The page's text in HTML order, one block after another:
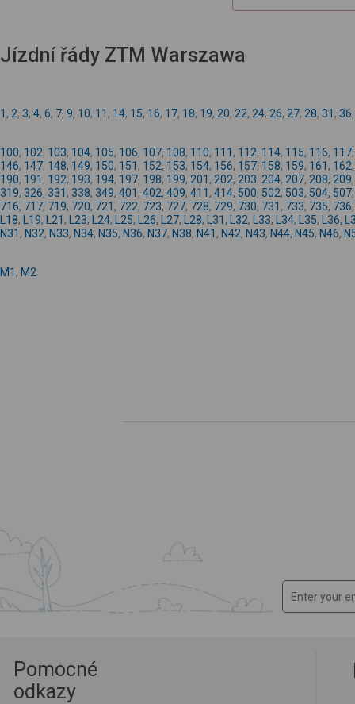
Jízdní řády ZTM Warszawa
1 , 2, 3, 4, 6, 7, 9, 10, 11 , 14, 15, 16, 17, 18, 19, 20, 22, 24, 26, 27, 28, 31 , 36
100, 102, 103, 104, 105, 106, 107, 108, 110, 111 , 112, 114, 115, 116, 117
146, 147, 148, 149, 150, 151 , 152, 153, 154, 156, 157, 158, 159, 161 , 162
190, 191 , 192, 193, 194, 197, 198, 199, 201 , 202, 203, 204, 207, 208, 209
319, 326, 331 , 338, 349, 401 , 402, 409, 411 , 414, 500, 502, 503, 504, 507
716, 717, 719, 720, 721 , 722, 723, 727, 728, 729, 730, 731 , 733, 735, 736
L18, L19, L21 , L23, L24, L25, L26, L27, L28, L31 , L32, L33, L34, L35, L36,
N31 , N32, N33, N34, N35, N36, N37, N38, N41 , N42, N43, N44, N45, N46,
M1 , M2
Pomocné
odkazy